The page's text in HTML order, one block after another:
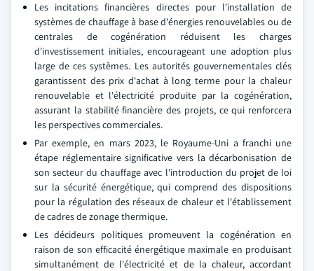
Les incitations financières directes pour l'installation de
systèmes de chauffage à base d'énergies renouvelables ou de
centrales de cogénération réduisent les charges
d'investissement initiales, encourageant une adoption plus
large de ces systèmes. Les autorités gouvernementales clés
garantissent des prix d'achat à long terme pour la chaleur
renouvelable et l'électricité produite par la cogénération,
assurant la stabilité financière des projets, ce qui renforcera
les perspectives commerciales.
Par exemple, en mars 2023, le Royaume-Uni a franchi une
étape réglementaire significative vers la décarbonisation de
son secteur du chauffage avec l'introduction du projet de loi
sur la sécurité énergétique, qui comprend des dispositions
pour la régulation des réseaux de chaleur et l'établissement
de cadres de zonage thermique.
Les décideurs politiques promeuvent la cogénération en
raison de son efficacité énergétique maximale en produisant
simultanément de l'électricité et de la chaleur, accordant